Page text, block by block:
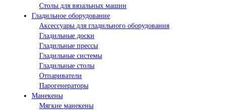
Столы для вязальных машин
Гладильное оборудование
Аксессуары для гладильного оборудования
Гладильные доски
Гладильные прессы
Гладильные системы
Гладильные столы
Отпариватели
Парогенераторы
Манекены
Мягкие манекены